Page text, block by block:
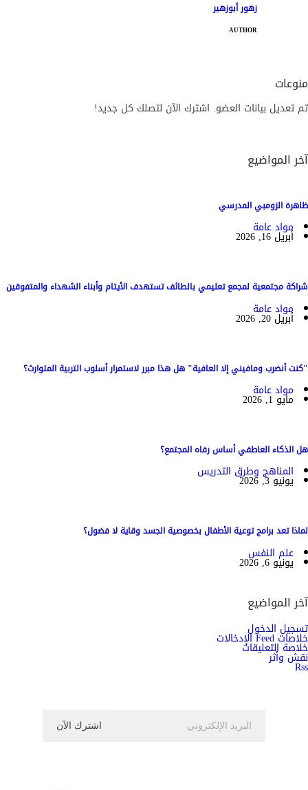
زهور أبوزهير
AUTHOR
منوعات
تم تعديل بيانات العضو. اشترك الآن لتصلك كل جديد!
آخر المواضيع
ظاهرة الزومبي المدرسي
مواد عامة
أبريل 16, 2026
شراكة مجتمعية لمجمع تعليمي بالطائف تستهدف الأيتام وأبناء الشهداء والمتفوقين
مواد عامة
أبريل 20, 2026
"كنت أنضرب ومافيني إلا العافية" هل هذا مبرر لاستمرار أسلوب التربية المتوارث؟
مواد عامة
مايو 1, 2026
هل الذكاء العاطفي أساس رفاه المجتمع؟
المناهج وطرق التدريس
يونيو 3, 2026
لماذا تعد برامج توعية الأطفال بخصوصية الجسد وقاية لا فضول؟
علم النفس
يونيو 6, 2026
آخر المواضيع
تسجيل الدخول
خلاصات Feed الإدخالات
خلاصة التعليقات
نقش وأثر
Rss